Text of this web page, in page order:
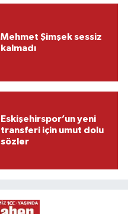
Mehmet Şimşek sessiz
kalmadı
Eskişehirspor’un yeni
transferi için umut dolu
sözler